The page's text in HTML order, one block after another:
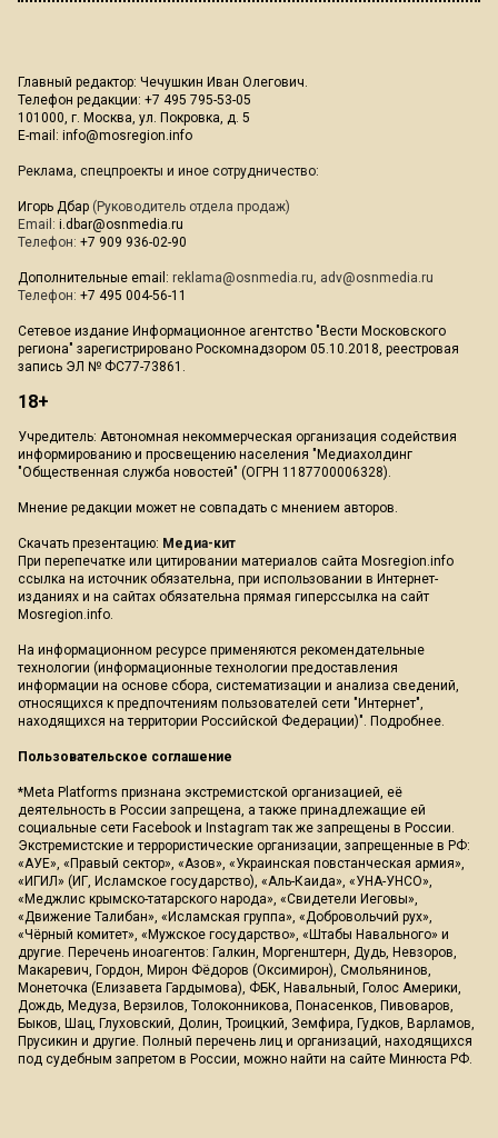
Главный редактор: Чечушкин Иван Олегович.
Телефон редакции: +7 495 795-53-05
101000, г. Москва, ул. Покровка, д. 5
E-mail: info@mosregion.info
Реклама, спецпроекты и иное сотрудничество:
Игорь Дбар (Руководитель отдела продаж)
Email: i.dbar@osnmedia.ru
Телефон: +7 909 936-02-90
Дополнительные email: reklama@osnmedia.ru, adv@osnmedia.ru
Телефон: +7 495 004-56-11
Сетевое издание Информационное агентство "Вести Московского
региона" зарегистрировано Роскомнадзором 05.10.2018, реестровая
запись ЭЛ № ФС77-73861.
18+
Учредитель: Автономная некоммерческая организация содействия
информированию и просвещению населения "Медиахолдинг
"Общественная служба новостей" (ОГРН 1187700006328).
Мнение редакции может не совпадать с мнением авторов.
Скачать презентацию: Медиа-кит
При перепечатке или цитировании материалов сайта Mosregion.info
ссылка на источник обязательна, при использовании в Интернет-
изданиях и на сайтах обязательна прямая гиперссылка на сайт
Mosregion.info.
На информационном ресурсе применяются рекомендательные
технологии (информационные технологии предоставления
информации на основе сбора, систематизации и анализа сведений,
относящихся к предпочтениям пользователей сети "Интернет",
находящихся на территории Российской Федерации)". Подробнее.
Пользовательское соглашение
*Meta Platforms признана экстремистской организацией, её
деятельность в России запрещена, а также принадлежащие ей
социальные сети Facebook и Instagram так же запрещены в России.
Экстремистские и террористические организации, запрещенные в РФ:
«АУЕ», «Правый сектор», «Азов», «Украинская повстанческая армия»,
«ИГИЛ» (ИГ, Исламское государство), «Аль-Каида», «УНА-УНСО»,
«Меджлис крымско-татарского народа», «Свидетели Иеговы»,
«Движение Талибан», «Исламская группа», «Добровольчий рух»,
«Чёрный комитет», «Мужское государство», «Штабы Навального» и
другие. Перечень иноагентов: Галкин, Моргенштерн, Дудь, Невзоров,
Макаревич, Гордон, Мирон Фёдоров (Оксимирон), Смольянинов,
Монеточка (Елизавета Гардымова), ФБК, Навальный, Голос Америки,
Дождь, Медуза, Верзилов, Толоконникова, Понасенков, Пивоваров,
Быков, Шац, Глуховский, Долин, Троицкий, Земфира, Гудков, Варламов,
Прусикин и другие. Полный перечень лиц и организаций, находящихся
под судебным запретом в России, можно найти на сайте Минюста РФ.